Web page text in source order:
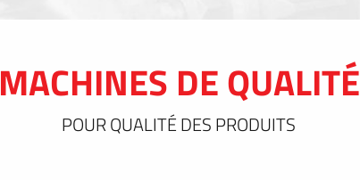
MACHINES DE QUALITÉ
POUR QUALITÉ DES PRODUITS